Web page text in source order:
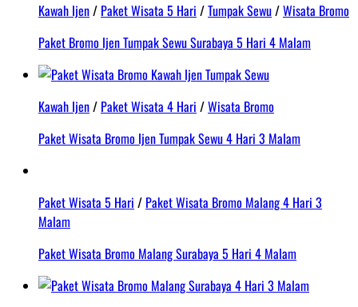
Kawah Ijen/ Paket Wisata 5 Hari /Tumpak Sewu/Wisata Bromo
Paket Bromo Ijen Tumpak Sewu Surabaya 5 Hari 4 Malam
Kawah Ijen/ Paket Wisata 4 Hari /Wisata Bromo
Paket Wisata Bromo Ijen Tumpak Sewu 4 Hari 3 Malam
Paket Wisata 5 Hari / Paket Wisata Bromo Malang 4 Hari 3
Malam
Paket Wisata Bromo Malang Surabaya 5 Hari 4 Malam